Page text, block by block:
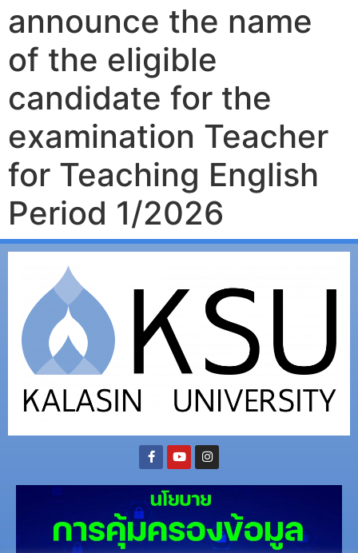
announce the name
of the eligible
candidate for the
examination Teacher
for Teaching English
Period 1/2026